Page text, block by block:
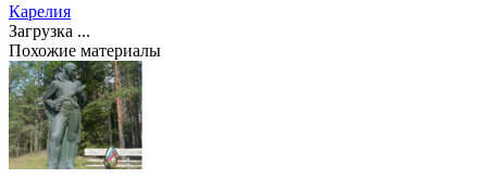
Карелия
Загрузка ...
Похожие материалы